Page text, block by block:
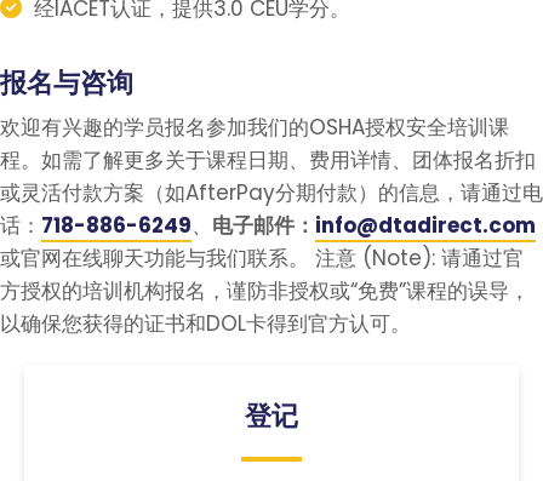
经IACET认证，提供3.0 CEU学分。
报名与咨询
欢迎有兴趣的学员报名参加我们的OSHA授权安全培训课
程。如需了解更多关于课程日期、费用详情、团体报名折扣
或灵活付款方案（如AfterPay分期付款）的信息，请通过电
话： 718-886-6249、 电子邮件： info@dtadirect.com
或官网在线聊天功能与我们联系。 注意 (Note): 请通过官
方授权的培训机构报名，谨防非授权或“免费”课程的误导，
以确保您获得的证书和DOL卡得到官方认可。
登记